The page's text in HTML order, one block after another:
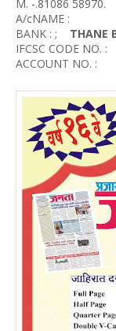
M. -.81086 58970.
A/cNAME :
BANK : ; THANE
IFCSC CODE NO. :
ACCOUNT NO. :